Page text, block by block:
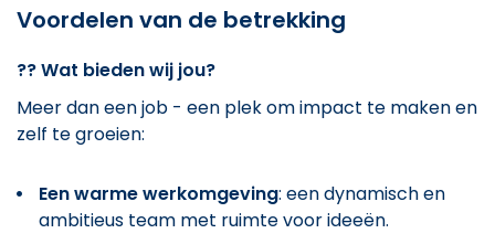
Voordelen van de betrekking
??Wat bieden wij jou?
Meer dan een job - een plek om impact te maken en
zelf te groeien:
Een warme werkomgeving: een dynamisch en
ambitieus team met ruimte voor ideeën.